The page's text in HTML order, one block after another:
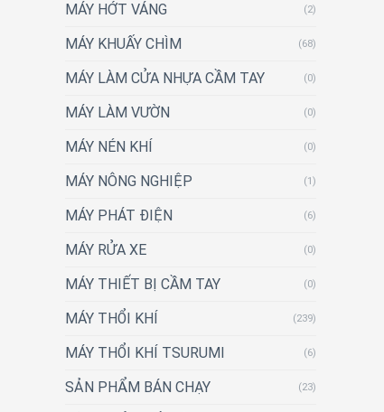
MÁY HỚT VÁNG (2)
MÁY KHUẤY CHÌM (68)
MÁY LÀM CỬA NHỰA CẦM TAY (0)
MÁY LÀM VƯỜN (0)
MÁY NÉN KHÍ (0)
MÁY NÔNG NGHIỆP (1)
MÁY PHÁT ĐIỆN (6)
MÁY RỬA XE (0)
MÁY THIẾT BỊ CẦM TAY (0)
MÁY THỔI KHÍ (239)
MÁY THỔI KHÍ TSURUMI (6)
SẢN PHẨM BÁN CHẠY (23)